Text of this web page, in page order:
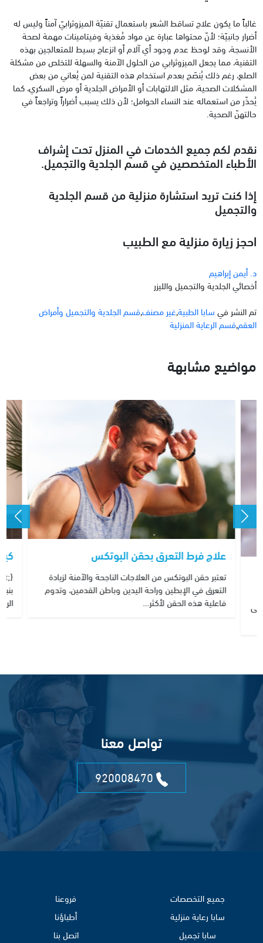
غالباً ما يكون علاج تساقط الشعر باستعمال تقنيّة الميزوثرابيّ آمناً وليس له
أضرار جانبيّة؛ لأنّ محتواها عبارة عن مواد مُغذية وفيتامينات مهمة لصحة
الأنسجة، وقد لوحظ عدم وجود أي آلام أو انزعاج بسيط للمتعالجين بهذه
التقنية، مما يجعل الميزوثرابي من الحلول الآمنة والسهلة للتخلص من مشكلة
الصلع، رغم ذلك يُنصَح بعدم استخدام هذه التقنية لمن يُعاني من بعض
المشكلات الصحية، مثل الالتهابات أو الأمراض الجلدية أو مرض السكري، كما
يُحذّر من استعماله عند النساء الحوامل؛ لأن ذلك يسبب أضراراً وتراجعاً في
حالتهنّ الصحية.
نقدم لكم جميع الخدمات في المنزل تحت إشراف
الأطباء المتخصصين في قسم الجلدية والتجميل.
إذا كنت تريد استشارة منزلية من قسم الجلدية
والتجميل
احجز زيارة منزلية مع الطبيب
د. أيمن إبراهيم
أخصائي الجلدية والتجميل والليزر
تم النشر في سابا الطبية,غير مصنف,قسم الجلدية والتجميل وأمراض
العقم,قسم الرعاية المنزلية
مواضيع مشابهة
فى
علاج فرط التعرق بحقن البوتكس
تعتبر حقن البوتكس من العلاجات الناجحة والآمنة لزيادة
التعرق في الإبطين وراحة اليدين وباطن القدمين، وتدوم
فاعلية هذه الحقن لأكثر…
تواصل معنا
جميع التخصصات
سابا رعاية منزلية
سابا تجميل
فروعنا
أطباؤنا
اتصل بنا